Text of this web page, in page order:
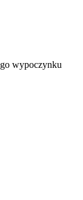
wypoczynku